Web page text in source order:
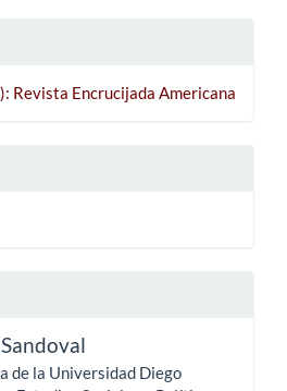
Revista Encrucijada Americana
de la Universidad Diego